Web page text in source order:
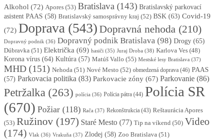
Alkohol (72) Apores (53) Bratislava (143) Bratislavský parkovací
asistent PAAS (58) Bratislavský samosprávny kraj (52) BSK (63) Covid-19
(72) Doprava (543) Dopravná nehoda (210)
Dopravný podnik (36) Dopravný podnik Bratislava (98) Drogy (65)
Dúbravka (51) Električka (69) hasiči (35) Juraj Droba (38) Karlova Ves (48)
Korona vírus (64) Kultúra (57) Matúš Vallo (55) Mestské lesy Bratislava (37)
MHD (151) Nehoda (51) Nové Mesto (52) obmedzená doprava (46) PAAS
(57) Parkovacia politika (83) Parkovacie zóny (67) Parkovanie (86)
Petržalka (263) polícia (36) Polícia pátra (44) Polícia SR
(670) Požiar (118) Rača (37) Rekonštrukcia (43) Reštaurácia Apores
(53) Ružinov (197) Staré Mesto (77) Tip na víkend (50) Video
(174) Vlak (36) Vrakuňa (37) Zlodej (58) Zoo Bratislava (51)